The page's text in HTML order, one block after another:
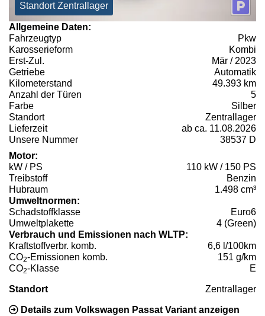
Standort Zentrallager
Allgemeine Daten:
Fahrzeugtyp
Pkw
Karosserieform
Kombi
Erst-Zul.
Mär / 2023
Getriebe
Automatik
Kilometerstand
49.393 km
Anzahl der Türen
5
Farbe
Silber
Standort
Zentrallager
Lieferzeit
ab ca. 11.08.2026
Unsere Nummer
38537 D
Motor:
kW / PS
110 kW / 150 PS
Treibstoff
Benzin
Hubraum
1.498 cm³
Umweltnormen:
Schadstoffklasse
Euro6
Umweltplakette
4 (Green)
Verbrauch und Emissionen nach WLTP:
Kraftstoffverbr. komb.
6,6 l/100km
CO2-Emissionen komb.
151 g/km
CO2-Klasse E
Standort Zentrallager
Details zum Volkswagen Passat Variant anzeigen